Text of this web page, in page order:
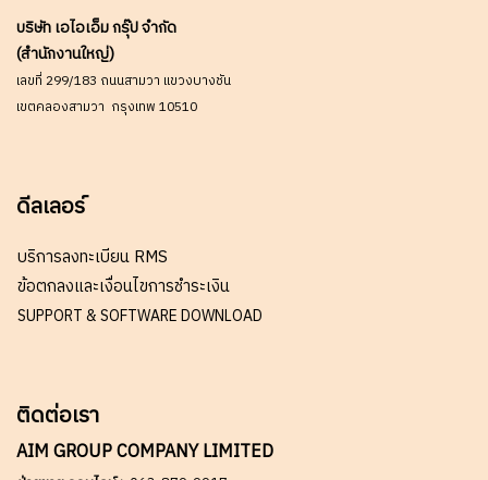
บริษัท เอไอเอ็ม กรุ๊ป จำกัด
(สำนักงานใหญ่)
เลขที่ 299/183 ถนนสามวา แขวงบางชัน
เขตคลองสามวา กรุงเทพ 10510
ดีลเลอร์
บริการลงทะเบียน RMS
ข้อตกลงและเงื่อนไขการชำระเงิน
SUPPORT & SOFTWARE DOWNLOAD
ติดต่อเรา
AIM GROUP COMPANY LIMITED